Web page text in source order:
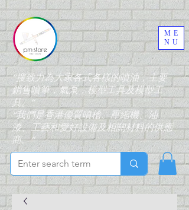
“搜致力為大家各式各樣的噴油，主要
銷售噴筆，氣泵，模型工具及模型工
具。”
“我們是香港優質噴槍、壓縮機、油
漆、工藝和愛好設備及相關材料的供應
商。”
ME
NU